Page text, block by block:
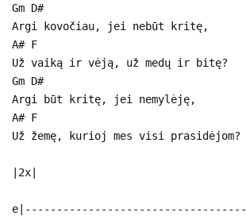
Gm D#
Argi kovočiau, jei nebūt kritę,
A# F
Už vaiką ir vėją, už medų ir bitę?
Gm D#
Argi būt kritę, jei nemylėję,
A# F
Už žemę, kurioj mes visi prasidėjom?
|2x|